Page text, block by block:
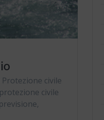
civile
civile